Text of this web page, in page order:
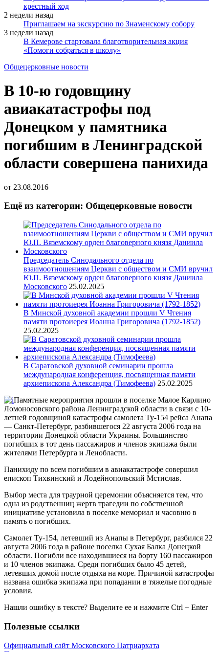
крестный ход
2 недели назад
Приглашаем на экскурсию по Знаменскому собору
3 недели назад
В Кемерове стартовала благотворительная акция
«Помоги собраться в школу»
Общецерковные новости
В 10-ю годовщину
авиакатастрофы под
Донецком у памятника
погибшим в Ленинградской
области совершена панихида
от 23.08.2016
Ещё из категории: Общецерковные новости
Председатель Синодального отдела по
взаимоотношениям Церкви с обществом и СМИ вручил
Ю.П. Вяземскому орден благоверного князя Даниила
Московского 25.02.2025
В Минской духовной академии прошли V Чтения
памяти протоиерея Иоанна Григоровича (1792-1852)
25.02.2025
В Саратовской духовной семинарии прошла
международная конференция, посвященная памяти
архиепископа Александра (Тимофеева) 25.02.2025
Памятные мероприятия прошли в поселке Малое Карлино
Ломоносовского района Ленинградской области в связи с 10-
летней годовщиной катастрофы самолета Ту-154 рейса Анапа
— Санкт-Петербург, разбившегося 22 августа 2006 года на
территории Донецкой области Украины. Большинство
погибших в тот день пассажиров и членов экипажа были
жителями Петербурга и Ленобласти.
Панихиду по всем погибшим в авиакатастрофе совершил
епископ Тихвинский и Лодейнопольский Мстислав.
Выбор места для траурной церемонии объясняется тем, что
одна из родственниц жертв трагедии по собственной
инициативе установила в поселке мемориал и часовню в
память о погибших.
Самолет Ту-154, летевший из Анапы в Петербург, разбился 22
августа 2006 года в районе поселка Сухая Балка Донецкой
области. Погибли все находившиеся на борту 160 пассажиров
и 10 членов экипажа. Среди погибших было 45 детей,
летевших домой после отдыха на море. Причиной катастрофы
названа ошибка экипажа при попадании в тяжелые погодные
условия.
Нашли ошибку в тексте? Выделите ее и нажмите Ctrl + Enter
Полезные ссылки
Официальный сайт Московского Патриархата